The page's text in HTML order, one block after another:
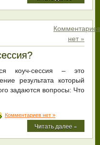
Комментариев
нет »
коуч-сессия – это
результата который
задаются вопросы: Что
Комментариев нет »
Читать далее »